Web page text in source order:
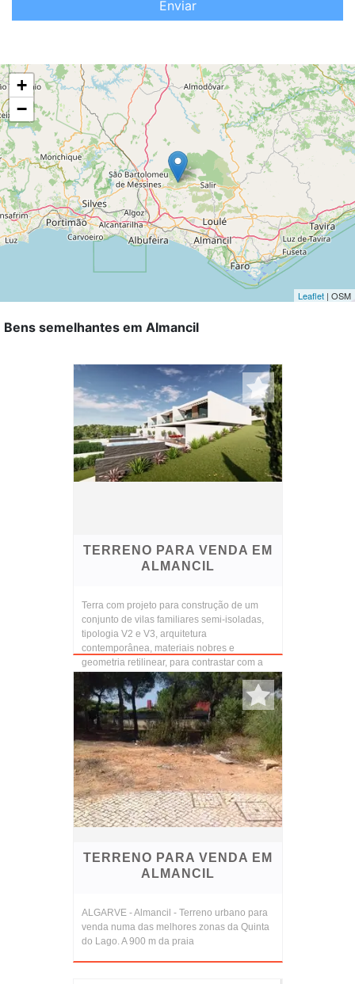
Enviar
+
−
Leaflet | OSM
Bens semelhantes em Almancil
TERRENO PARA VENDA EM
ALMANCIL
Terra com projeto para construção de um
conjunto de vilas familiares semi-isoladas,
tipologia V2 e V3, arquitetura
contemporânea, materiais nobres e
geometria retilinear, para contrastar com a
paisagem natural. Com...
TERRENO PARA VENDA EM
ALMANCIL
ALGARVE - Almancil - Terreno urbano para
venda numa das melhores zonas da Quinta
do Lago. A 900 m da praia